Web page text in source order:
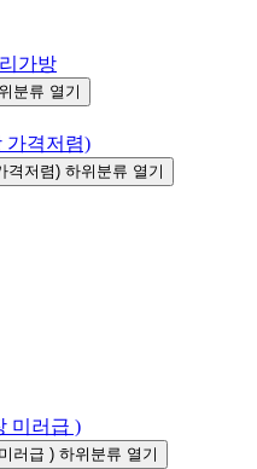
가방
분류 열기
가격저렴)
격저렴) 하위분류 열기
미러급 )
러급 ) 하위분류 열기